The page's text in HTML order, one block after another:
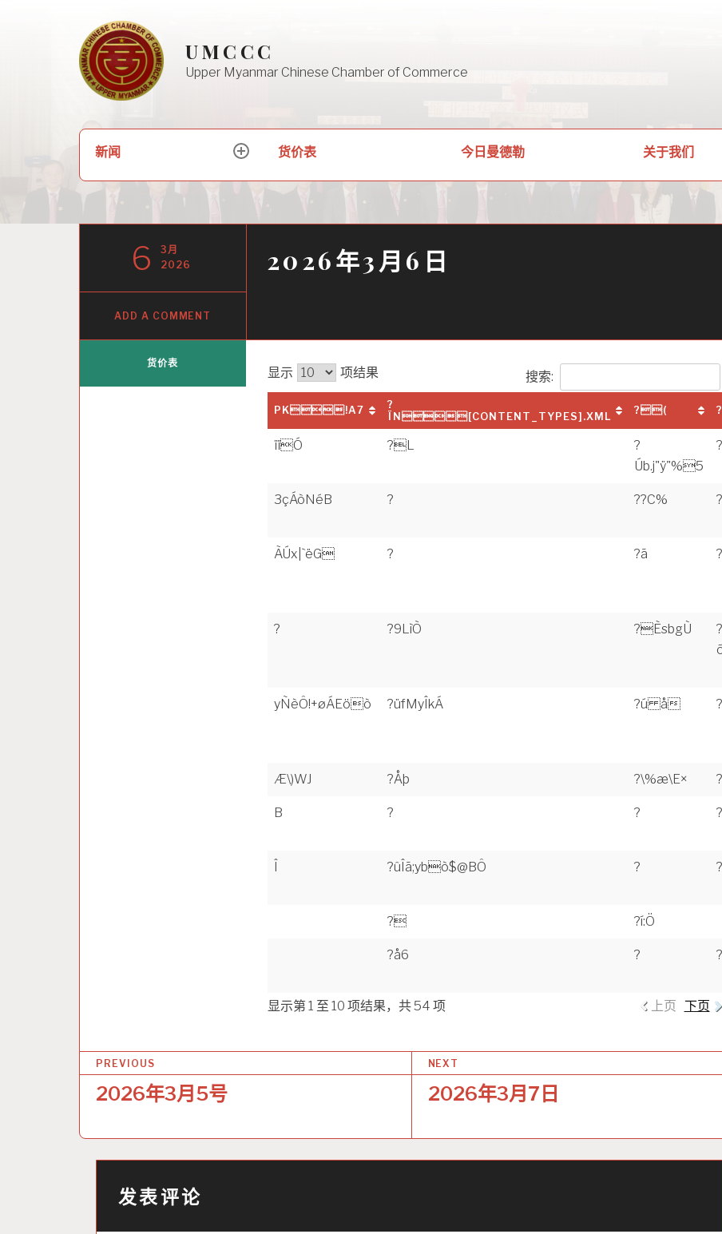
UMCCC
Upper Myanmar Chinese Chamber of Commerce
新闻
expand
menu
货价表 今日曼德勒 关于我们
2026年3月6日
6
3月
2026
ADD A COMMENT
显示 项结果 搜索:
PK!A7
?
ÏN[CONTENT_TYPES].XML
?(
ïïÓ ?L
?
Úb.j"ÿ"%5
?
3çÁòNéB ? ??C%
ÃÚx|`ëG ? ?ã ?
? ?9LìÒ ?ÈsbgÙ
yÑèÔ!+øÁEöò ?üfMyÎkÁ ?ú å
Æ\)WJ ?Åþ ?\%æ\E×
B ? ? ?
Î ?ûÎã;ybò$@BÔ ?
? ?í:Ö
?å6 ?
显示第 1 至 10 项结果，共 54 项 上页 下页
货价表
文
章
航
PREVIOUS
2026年3月5号
NEXT
2026年3月7日
发表评论